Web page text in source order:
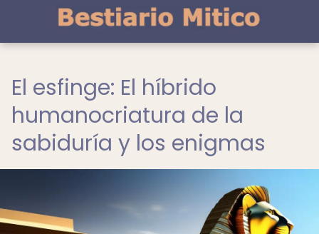
El esfinge: El híbrido
humanocriatura de la
sabiduría y los enigmas